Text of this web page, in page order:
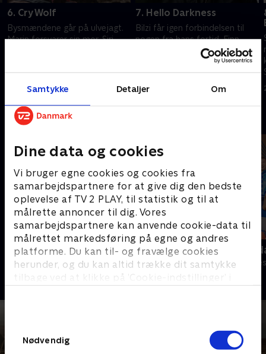
Samtykke Detaljer Om
Dine data og cookies
Vi bruger egne cookies og cookies fra
samarbejdspartnere for at give dig den bedste
oplevelse af TV 2 PLAY, til statistik og til at
målrette annoncer til dig. Vores
samarbejdspartnere kan anvende cookie-data til
målrettet markedsføring på egne og andres
platforme. Du kan til- og fravælge cookies
herunder, og du kan altid trække dit samtykke
tilbage ved at klikke på ’Cookie-indstillinger’ i
Nødvendig
6. Cry Wolf
Bysmændene går på ulvejagt.
Marin forsvarer sin mor. Siri
7. Hello Darkness
Bilzi får igen forbindelsen til
nogen fra hans fortid. Finn
betror sig til Marin
Andre så også
Bert (dansk tale)
Komedie • 1 sæsoner
Robssons
Komedie • 1